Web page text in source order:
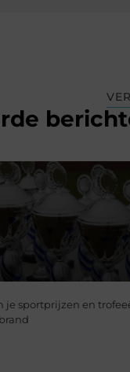
je sportprijzen en